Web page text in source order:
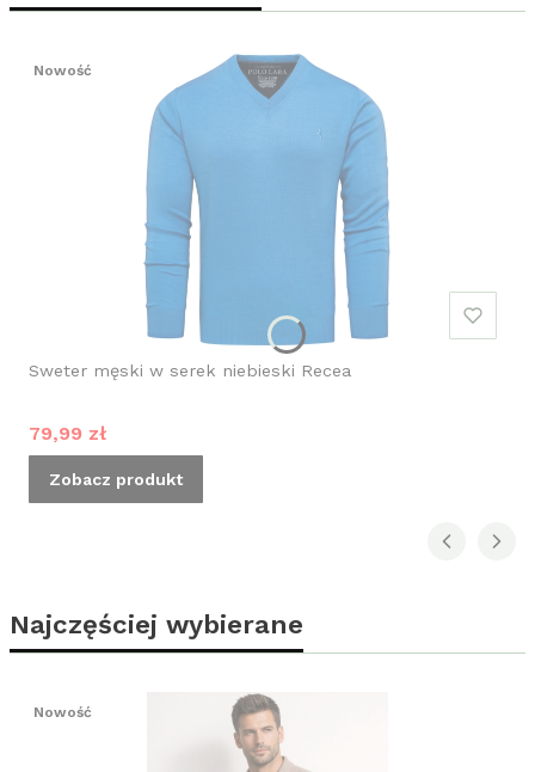
Nowość
Sweter męski w serek niebieski Recea
Cena promocyjna
79,99 zł
Zobacz produkt
Najczęściej wybierane
Nowość